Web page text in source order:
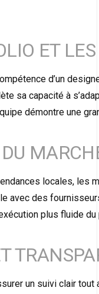
ET
d’un
sa capacité à
démontre une
locales, les
avec des
plus fluide du
un suivi clair